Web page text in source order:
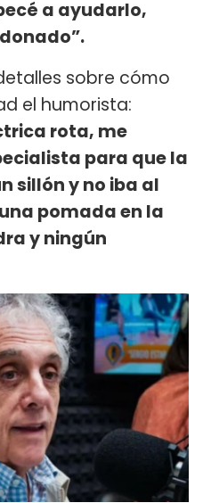
a ayudarlo,
sobre cómo
el humorista:
rota, me
para que la
sillón y no iba al
pomada en la
y ningún